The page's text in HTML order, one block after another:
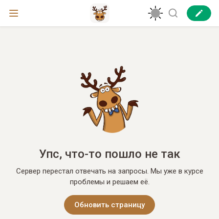
Упс, что-то пошло не так
Сервер перестал отвечать на запросы. Мы уже в курсе
проблемы и решаем её.
Обновить страницу